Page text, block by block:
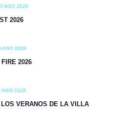
AGO 2026
2026
AGO 2026
2026
AGO 2026
LOS VERANOS DE LA VILLA